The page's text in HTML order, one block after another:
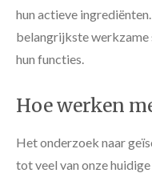
hun actieve
belangrijkste werkzame
hun functies.
Hoe werken
Het onderzoek naar
tot veel van onze